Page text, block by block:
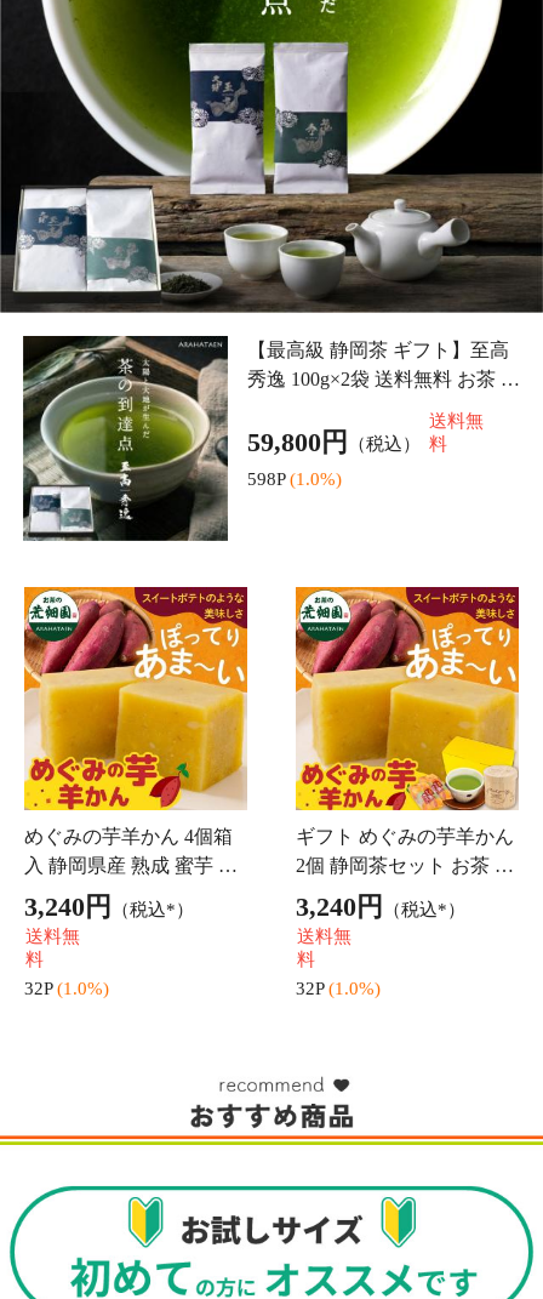
めぐみの芋羊かん 4個箱
入 静岡県産 熟成 蜜芋 ス
イートポテト 濃厚 芋菓子
レゼント お菓子 さつまい
も お取り
3,240円（税込*）
送料無
32P (1.0%)
ギフト めぐみの芋羊かん
2個 静岡茶セット お茶 緑
茶 静岡深蒸し茶 和菓子
熟成 蜜芋 スイートポテト
濃厚 芋
3,240円（税込*）
送料無
32P (1.0%)
人気！静岡茶・旬
1,404円
送料無
料
(1.0%)
4.25点 (4件)
濃いがぶがぶ飲める深むし
（税込*）
お試し1袋で茶葉100ｇ！
750円（税込*） 料
7P (1.0%)
4.39点 (71件)